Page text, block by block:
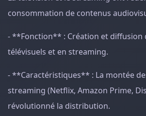
consommation de contenus
- **Fonction** : Création et diffusion
télévisuels et en streaming.
- **Caractéristiques** : La montée
streaming (Netflix, Amazon Prime,
révolutionné la distribution.